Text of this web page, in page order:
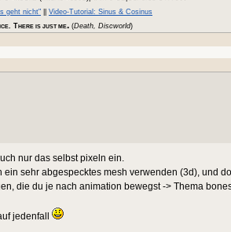
geht nicht"
Video-Tutorial: Sinus & Cosinus
. THERE IS JUST ME. (Death, Discworld)
nur das selbst pixeln ein.
ein sehr abgespecktes mesh verwenden (3d), und
die du je nach animation bewegst -> Thema
jedenfall